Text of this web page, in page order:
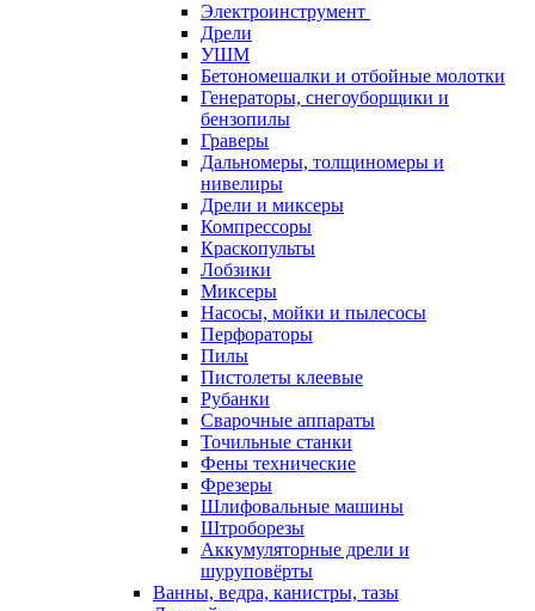
Электроинструмент
Дрели
УШМ
Бетономешалки и отбойные молотки
Генераторы, снегоуборщики и
бензопилы
Граверы
Дальномеры, толщиномеры и
нивелиры
Дрели и миксеры
Компрессоры
Краскопульты
Лобзики
Миксеры
Насосы, мойки и пылесосы
Перфораторы
Пилы
Пистолеты клеевые
Рубанки
Сварочные аппараты
Точильные станки
Фены технические
Фрезеры
Шлифовальные машины
Штроборезы
Аккумуляторные дрели и
шуруповёрты
Ванны, ведра, канистры, тазы